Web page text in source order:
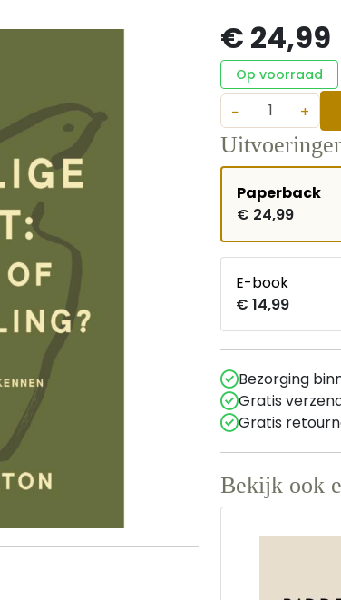
€ 24,99
Op voorraad
− +
Paperback
€ 24,99
E-book
€ 14,99
Bezorging
Gratis
Gratis
Bekijk ook